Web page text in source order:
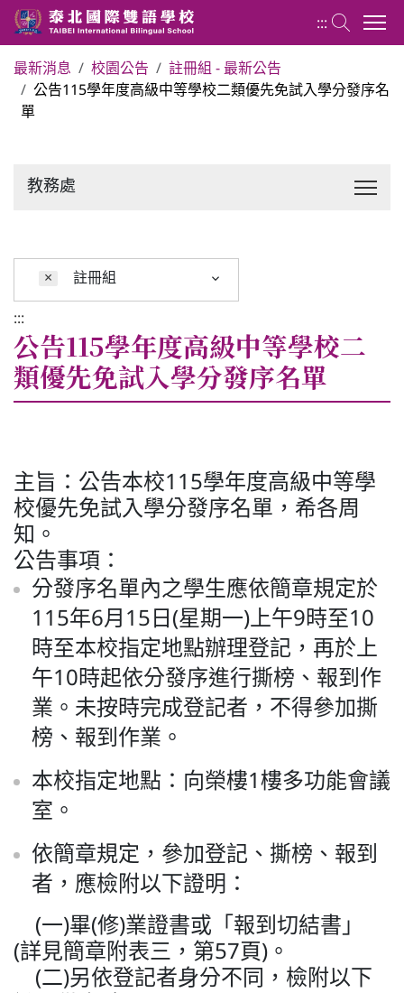
最新消息 校園公告
註冊組 - 最新公告
公告115學年度高級中等學校二類優先免試入學分發序名
單
教務處
× 註冊組
:::
公告115學年度高級中等學校二
類優先免試入學分發序名單
主旨：公告本校115學年度高級中等學
校優先免試入學分發序名單，希各周
知。
公告事項：
分發序名單內之學生應依簡章規定於
115年6月15日(星期一)上午9時至10
時至本校指定地點辦理登記，再於上
午10時起依分發序進行撕榜、報到作
業。未按時完成登記者，不得參加撕
榜、報到作業。
本校指定地點：向榮樓1樓多功能會議
室。
依簡章規定，參加登記、撕榜、報到
者，應檢附以下證明：
(一)畢(修)業證書或「報到切結書」
(詳見簡章附表三，第57頁)。
(二)另依登記者身分不同，檢附以下
:::
關於泰北
行事曆
校內分機表
技術型高中
雙語國中部
雙語國小部
招生網站